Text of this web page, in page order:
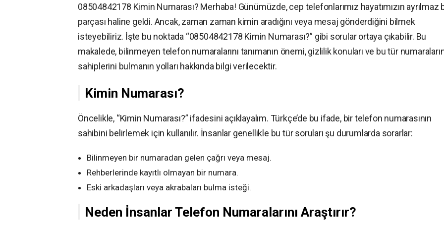
08504842178 Kimin Numarası? Merhaba! Günümüzde, cep telefonlarımız hayatımızın ayrılmaz
parçası haline geldi. Ancak, zaman zaman kimin aradığını veya mesaj gönderdiğini bilmek
isteyebiliriz. İşte bu noktada “08504842178 Kimin Numarası?” gibi sorular ortaya çıkabilir. Bu
makalede, bilinmeyen telefon numaralarını tanımanın önemi, gizlilik konuları ve bu tür
sahiplerini bulmanın yolları hakkında bilgi verilecektir.
Kimin Numarası?
Öncelikle, “Kimin Numarası?” ifadesini açıklayalım. Türkçe’de bu ifade, bir telefon numarasının
sahibini belirlemek için kullanılır. İnsanlar genellikle bu tür soruları şu durumlarda sorarlar:
Bilinmeyen bir numaradan gelen çağrı veya mesaj.
Rehberlerinde kayıtlı olmayan bir numara.
Eski arkadaşları veya akrabaları bulma isteği.
Neden İnsanlar Telefon Numaralarını Araştırır?